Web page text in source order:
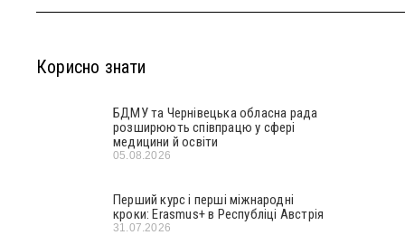
Корисно знати
БДМУ та Чернівецька обласна рада
розширюють співпрацю у сфері
медицини й освіти
05.08.2026
Перший курс і перші міжнародні
кроки: Erasmus+ в Республіці Австрія
31.07.2026